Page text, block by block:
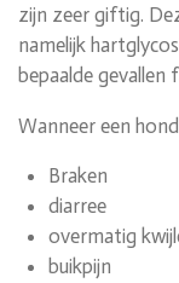
zijn zeer giftig.
namelijk
bepaalde gevallen
Wanneer een
Braken
diarree
overmatig
buikpijn